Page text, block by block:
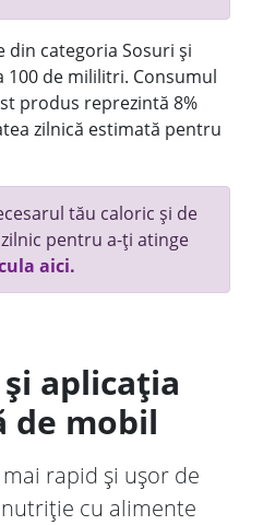
din categoria Sosuri și
100 de mililitri. Consumul
produs reprezintă 8%
zilnică estimată pentru
tău caloric și de
pentru a-ți atinge
aici.
aplicația
de mobil
mai rapid și ușor de
cu alimente